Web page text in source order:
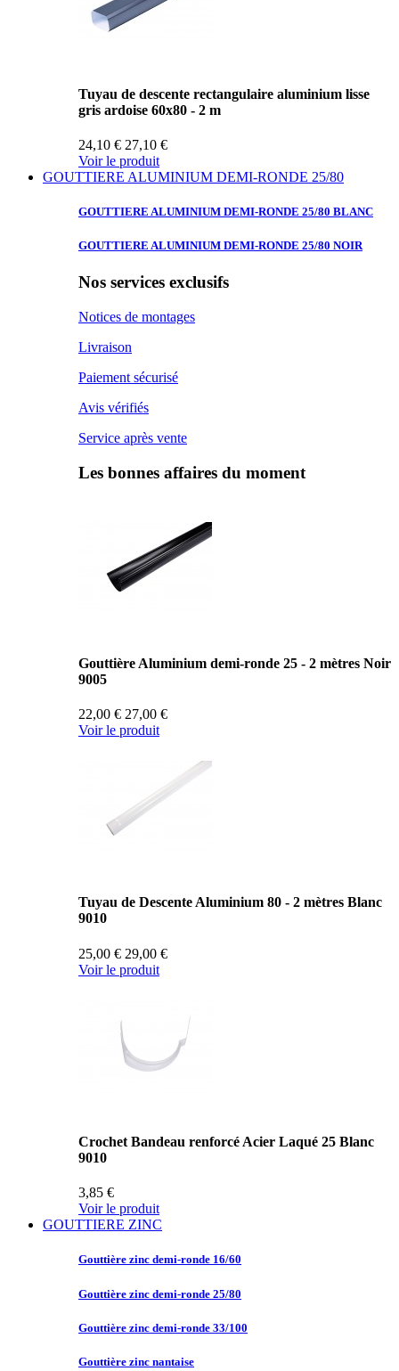
Tuyau de descente rectangulaire aluminium lisse
gris ardoise 60x80 - 2 m
24,10 € 27,10 €
Voir le produit
GOUTTIERE ALUMINIUM DEMI-RONDE 25/80
GOUTTIERE ALUMINIUM DEMI-RONDE 25/80 BLANC
GOUTTIERE ALUMINIUM DEMI-RONDE 25/80 NOIR
Nos services exclusifs
Notices de montages
Livraison
Paiement sécurisé
Avis vérifiés
Service après vente
Les bonnes affaires du moment
Gouttière Aluminium demi-ronde 25 - 2 mètres Noir
9005
22,00 € 27,00 €
Voir le produit
Tuyau de Descente Aluminium 80 - 2 mètres Blanc
9010
25,00 € 29,00 €
Voir le produit
Crochet Bandeau renforcé Acier Laqué 25 Blanc
9010
3,85 €
Voir le produit
GOUTTIERE ZINC
Gouttière zinc demi-ronde 16/60
Gouttière zinc demi-ronde 25/80
Gouttière zinc demi-ronde 33/100
Gouttière zinc nantaise